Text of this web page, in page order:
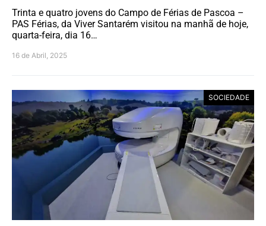
Trinta e quatro jovens do Campo de Férias de Pascoa –
PAS Férias, da Viver Santarém visitou na manhã de hoje,
quarta-feira, dia 16…
16 de Abril, 2025
SOCIEDADE